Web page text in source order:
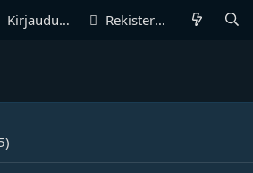
Kirjaudu sisään Rekisteröidy